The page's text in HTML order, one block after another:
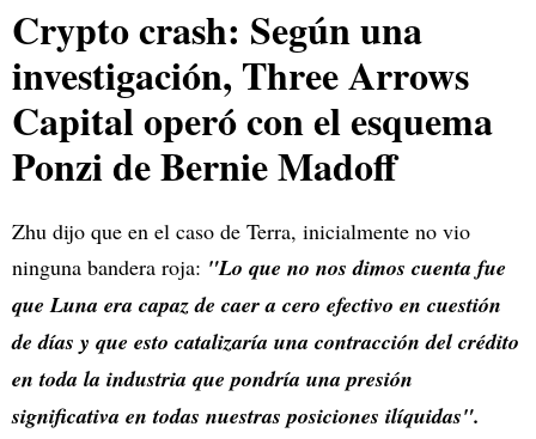
Crypto crash: Según una
investigación, Three Arrows
Capital operó con el esquema
Ponzi de Bernie Madoff
Zhu dijo que en el caso de Terra, inicialmente no vio
ninguna bandera roja: "Lo que no nos dimos cuenta fue
que Luna era capaz de caer a cero efectivo en cuestión
de días y que esto catalizaría una contracción del crédito
en toda la industria que pondría una presión
significativa en todas nuestras posiciones ilíquidas".